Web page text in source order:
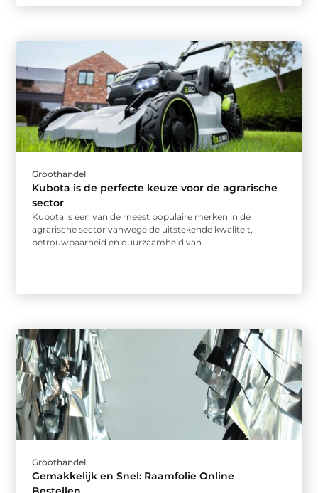
Groothandel
Kubota is de perfecte keuze voor de agrarische
sector
Kubota is een van de meest populaire merken in de
agrarische sector vanwege de uitstekende kwaliteit,
betrouwbaarheid en duurzaamheid van ...
Groothandel
Gemakkelijk en Snel: Raamfolie Online